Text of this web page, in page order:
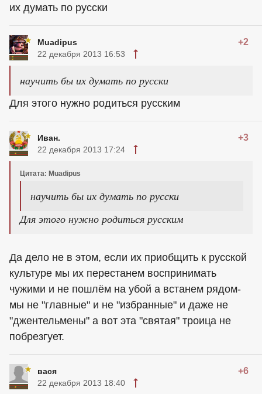
их думать по русски
Muadipus +2
22 декабря 2013 16:53
научить бы их думать по русски
Для этого нужно родиться русским
Иван. +3
22 декабря 2013 17:24
Цитата: Muadipus
научить бы их думать по русски
Для этого нужно родиться русским
Да дело не в этом, если их приобщить к русской
культуре мы их перестанем воспринимать
чужими и не пошлём на убой а встанем рядом-
мы не "главные" и не "избранные" и даже не
"джентельмены" а вот эта "святая" троица не
побрезгует.
вася +6
22 декабря 2013 18:40